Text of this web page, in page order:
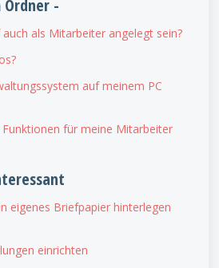
-
als Mitarbeiter angelegt sein?
auf meinem PC
Funktionen für meine Mitarbeiter
eigenes Briefpapier hinterlegen
einrichten